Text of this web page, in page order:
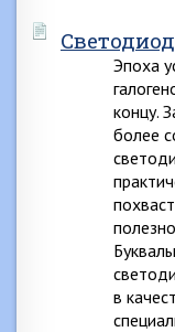
Эпоха
концу.
более
в